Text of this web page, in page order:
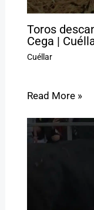
Toros
Cega |
Cuéllar
Read More »